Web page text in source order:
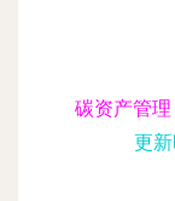
碳资产管
更